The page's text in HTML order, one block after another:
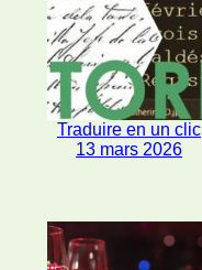
Traduire en un clic
13 mars 2026